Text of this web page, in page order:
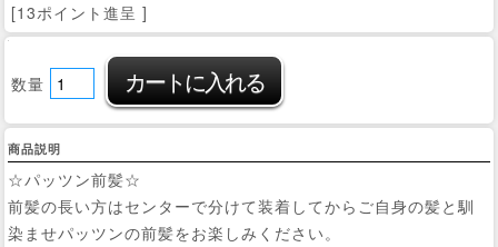
[13ポイント進呈 ]
数量
商品説明
☆パッツン前髪☆
前髪の長い方はセンターで分けて装着してからご自身の髪と馴
染ませパッツンの前髪をお楽しみください。